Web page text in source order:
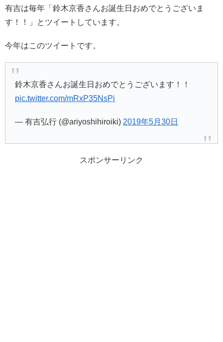
有吉は毎年「鈴木京香さんお誕生日おめでとうございま
す！！」とツイートしています。
今年はこのツイートです。
鈴木京香さんお誕生日おめでとうございます！！
pic.twitter.com/mRxP35NsPi
— 有吉弘行 (@ariyoshihiroiki) 2019年5月30日
スポンサーリンク